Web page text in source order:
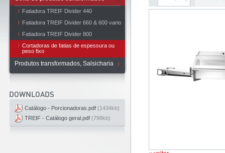
Fatiadora TREIF Divider 440
Fatiadora TREIF Divider 660 & 600 vario
Fatiadora TREIF Divider 800
Cortadoras de fatias de espessura ou
peso fixo
Produtos transformados, Salsicharia
Catálogo - Porcionadoras.pdf (1434kb)
TREIF - Catálogo geral.pdf (798kb)